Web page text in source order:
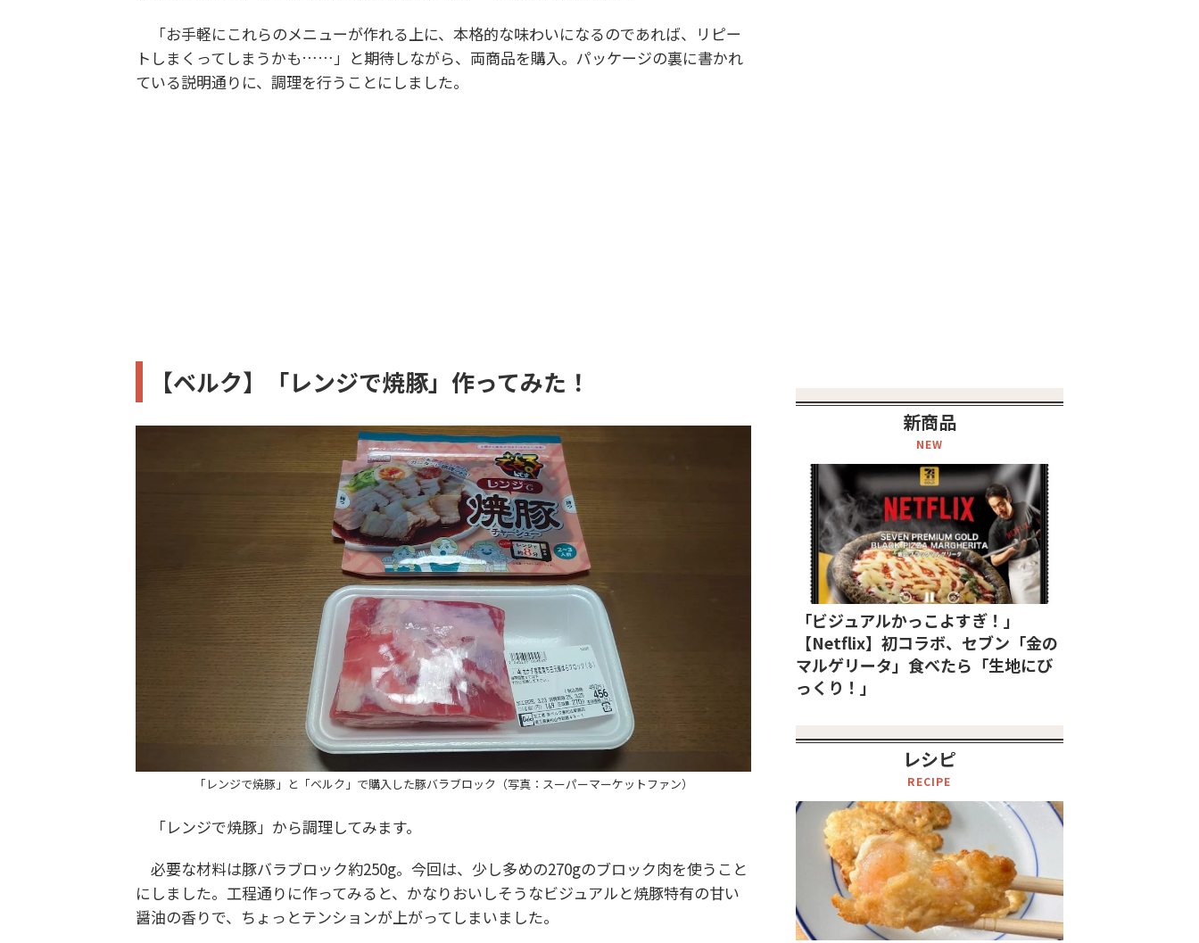
「お手軽にこれらのメニューが作れる上に、本格的な味わいになるのであれば、リピー
トしまくってしまうかも……」と期待しながら、両商品を購入。パッケージの裏に書かれ
ている説明通りに、調理を行うことにしました。
【ベルク】「レンジで焼豚」作ってみた！
「レンジで焼豚」と「ベルク」で購入した豚バラブロック（写真：スーパーマーケットファン）
「レンジで焼豚」から調理してみます。
必要な材料は豚バラブロック約250g。今回は、少し多めの270gのブロック肉を使うこと
にしました。工程通りに作ってみると、かなりおいしそうなビジュアルと焼豚特有の甘い
醤油の香りで、ちょっとテンションが上がってしまいました。
新商品
NEW
「ビジュアルかっこよすぎ！」
【Netflix】初コラボ、セブン「金の
マルゲリータ」食べたら「生地にび
っくり！」
レシピ
RECIPE